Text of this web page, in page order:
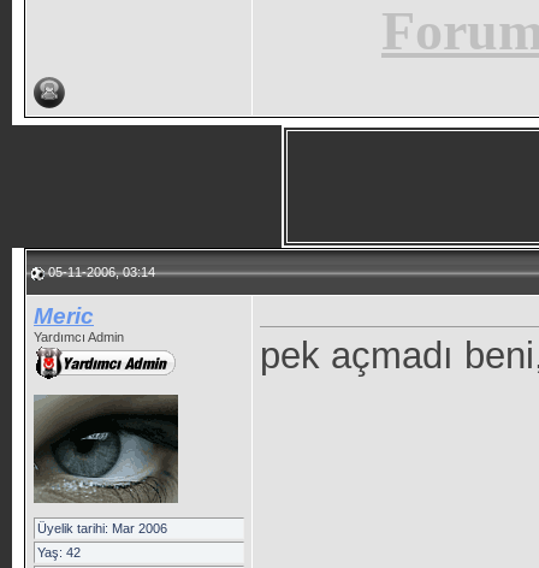
05-11-2006, 03:14
Meric
Yardımcı Admin
Üyelik tarihi: Mar 2006
Yaş: 42
pek açmadı